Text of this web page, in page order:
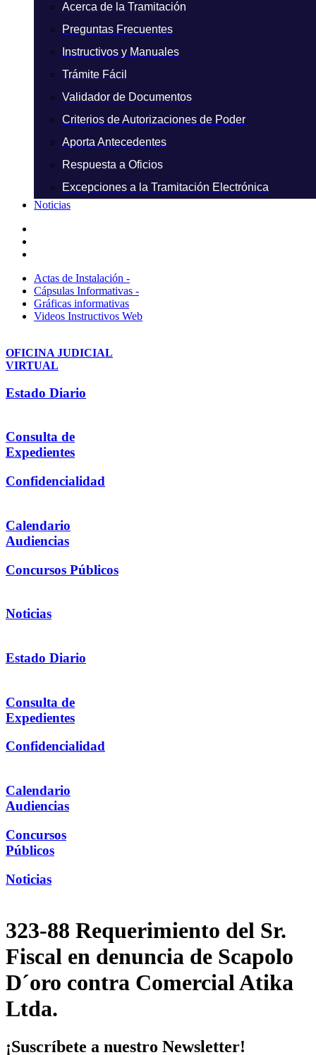
Acerca de la Tramitación
Preguntas Frecuentes
Instructivos y Manuales
Trámite Fácil
Validador de Documentos
Criterios de Autorizaciones de Poder
Aporta Antecedentes
Respuesta a Oficios
Excepciones a la Tramitación Electrónica
Noticias
Actas de Instalación -
Cápsulas Informativas -
Gráficas informativas
Videos Instructivos Web
OFICINA JUDICIAL
VIRTUAL
Estado Diario
Consulta de
Expedientes
Confidencialidad
Calendario
Audiencias
Concursos Públicos
Noticias
Estado Diario
Consulta de
Expedientes
Confidencialidad
Calendario
Audiencias
Concursos
Públicos
Noticias
323-88 Requerimiento del Sr.
Fiscal en denuncia de Scapolo
D´oro contra Comercial Atika
Ltda.
¡Suscríbete a nuestro Newsletter!